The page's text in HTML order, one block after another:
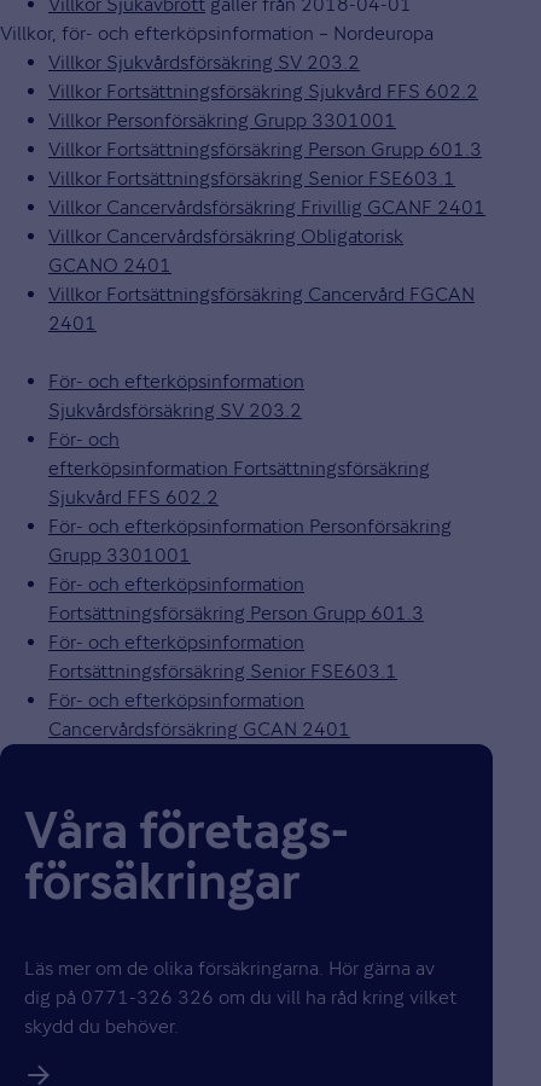
Villkor, för- och efterköpsinformation – Nordeuropa
Villkor Sjukvårdsförsäkring SV 203.2
Villkor Fortsättningsförsäkring Sjukvård FFS 602.2
Villkor Personförsäkring Grupp 3301001
Villkor Fortsättningsförsäkring Person Grupp 601.3
Villkor Fortsättningsförsäkring Senior FSE603.1
Villkor Cancervårdsförsäkring Frivillig GCANF 2401
Villkor Cancervårdsförsäkring Obligatorisk
GCANO 2401
Villkor Fortsättningsförsäkring Cancervård FGCAN
2401
För- och efterköpsinformation
Sjukvårdsförsäkring SV 203.2
För- och
efterköpsinformation Fortsättningsförsäkring
Sjukvård FFS 602.2
För- och efterköpsinformation Personförsäkring
Grupp 3301001
För- och efterköpsinformation
Fortsättningsförsäkring Person Grupp 601.3
För- och efterköpsinformation
Fortsättningsförsäkring Senior FSE603.1
För- och efterköpsinformation
Cancervårdsförsäkring GCAN 2401
Våra företags­
försäkringar
Läs mer om de olika försäkringarna. Hör gärna av
dig på 0771-326 326 om du vill ha råd kring vilket
skydd du behöver.